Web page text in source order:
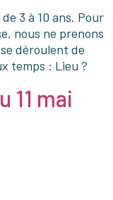
3 à 10 ans. Pour
nous ne prenons
déroulent de
temps : Lieu ?
11 mai